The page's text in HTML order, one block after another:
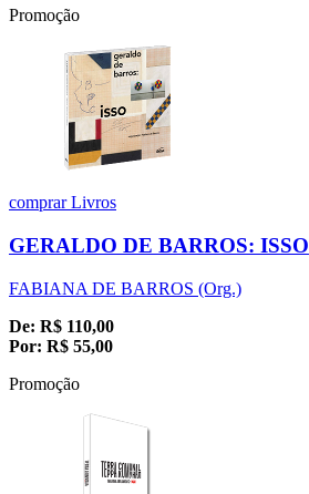
Promoção
comprarLivros
GERALDO DE BARROS: ISSO
FABIANA DE BARROS (Org.)
De: R$ 110,00
Por: R$ 55,00
Promoção